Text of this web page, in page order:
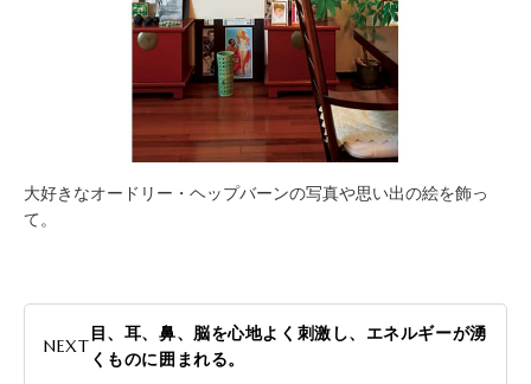
大好きなオードリー・ヘップバーンの写真や思い出の絵を飾っ
て。
NEXT
目、耳、鼻、脳を心地よく刺激し、エネルギーが湧
くものに囲まれる。